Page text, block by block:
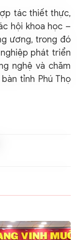
tác thiết thực,
hội khoa học –
ương, trong đó
phát triển
nghệ và chăm
tỉnh Phú Thọ